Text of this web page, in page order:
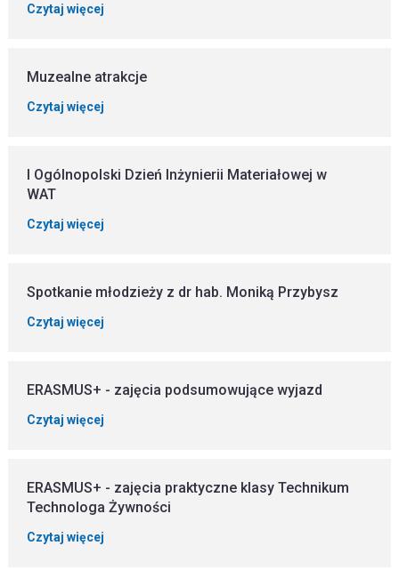
Czytaj więcej
Muzealne atrakcje
Czytaj więcej
I Ogólnopolski Dzień Inżynierii Materiałowej w
WAT
Czytaj więcej
Spotkanie młodzieży z dr hab. Moniką Przybysz
Czytaj więcej
ERASMUS+ - zajęcia podsumowujące wyjazd
Czytaj więcej
ERASMUS+ - zajęcia praktyczne klasy Technikum
Technologa Żywności
Czytaj więcej